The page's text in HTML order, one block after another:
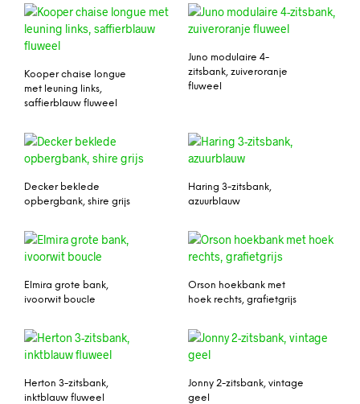
Kooper chaise longue
met leuning links,
saffierblauw fluweel
Juno modulaire 4-
zitsbank, zuiveroranje
fluweel
Decker beklede
opbergbank, shire grijs
Haring 3-zitsbank,
azuurblauw
Elmira grote bank,
ivoorwit boucle
Orson hoekbank met
hoek rechts, grafietgrijs
Herton 3-zitsbank,
inktblauw fluweel
Jonny 2-zitsbank, vintage
geel